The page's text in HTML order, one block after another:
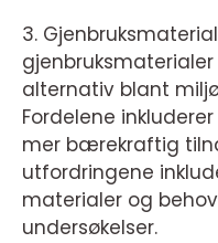
3.
alternativ blant
Fordelene
mer bærekraftig
utfordringene
materialer og
undersøkelser.